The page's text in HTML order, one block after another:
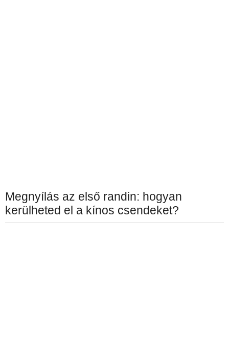
Megnyílás az első randin: hogyan
kerülheted el a kínos csendeket?